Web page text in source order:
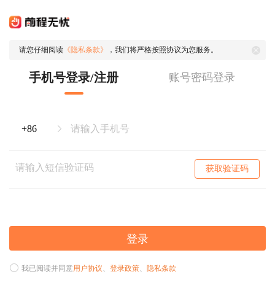
请您仔细阅读 《隐私条款》 ，我们将严格按照协议为您服务。
手机号登录/注册 账号密码登录
获取验证码
登录
我已阅读并同意用户协议、 登录政策、 隐私条款